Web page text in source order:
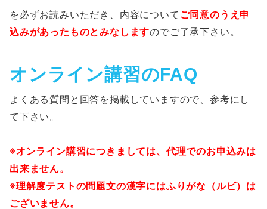
を必ずお読みいただき、内容について ご同意のうえ申
込みがあったものとみなしますのでご了承下さい。
オンライン講習のFAQ
よくある質問と回答を掲載していますので、参考にし
て下さい。
※オンライン講習につきましては、代理でのお申込みは
出来ません。
※理解度テストの問題文の漢字にはふりがな（ルビ）は
ございません。